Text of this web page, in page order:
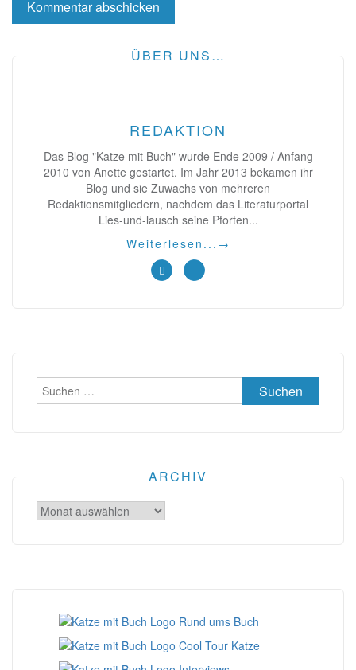
ÜBER UNS…
REDAKTION
Das Blog "Katze mit Buch" wurde Ende 2009 / Anfang
2010 von Anette gestartet. Im Jahr 2013 bekamen ihr
Blog und sie Zuwachs von mehreren
Redaktionsmitgliedern, nachdem das Literaturportal
Lies-und-lausch seine Pforten...
Weiterlesen... →
Suchen
nach:
ARCHIV
Archiv